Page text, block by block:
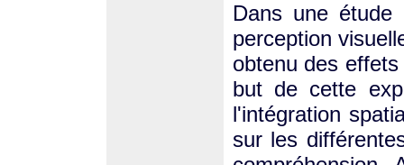
Dans une
perception
obtenu des
but de cette
l'intégration
sur les